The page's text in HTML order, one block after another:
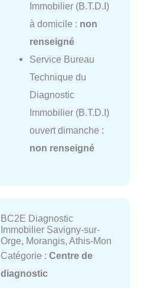
Immobilier (B.T.D.I)
à domicile : non
renseigné
Service Bureau
Technique du
Diagnostic
Immobilier (B.T.D.I)
ouvert dimanche :
non renseigné
BC2E Diagnostic
Immobilier Savigny-sur-
Orge, Morangis, Athis-Mon
Catégorie : Centre de
diagnostic